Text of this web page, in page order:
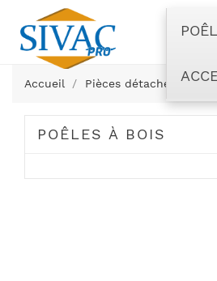
Accueil Pièces détachées
POÊLES À BOIS